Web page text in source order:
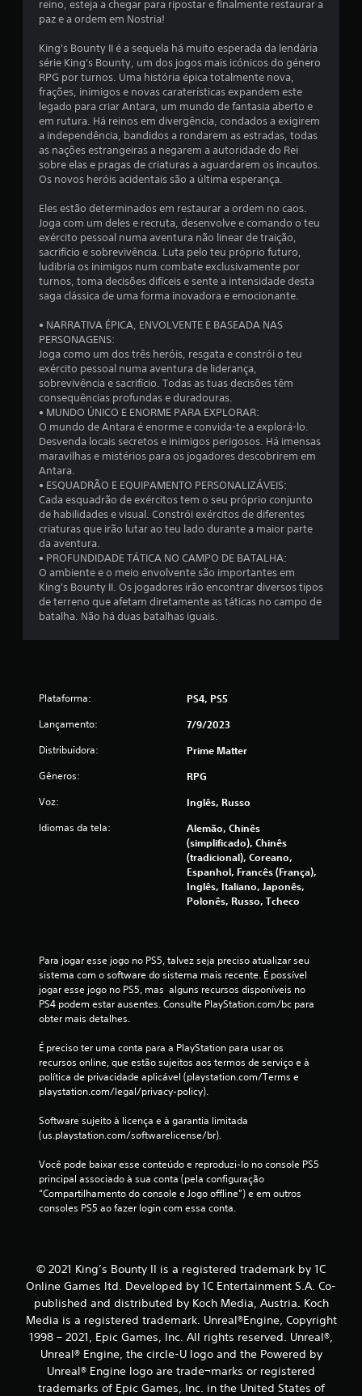
m
t
o
t
l
d
e
9
7
l
a
s
i
f
i
reino, esteja a chegar para ripostar e finalmente restaurar a
paz e a ordem em Nostria!
King's Bounty II é a sequela há muito esperada da lendária
série King's Bounty, um dos jogos mais icónicos do género
RPG por turnos. Uma história épica totalmente nova,
frações, inimigos e novas caraterísticas expandem este
legado para criar Antara, um mundo de fantasia aberto e
em rutura. Há reinos em divergência, condados a exigirem
a independência, bandidos a rondarem as estradas, todas
as nações estrangeiras a negarem a autoridade do Rei
sobre elas e pragas de criaturas a aguardarem os incautos.
Os novos heróis acidentais são a última esperança.
Eles estão determinados em restaurar a ordem no caos.
Joga com um deles e recruta, desenvolve e comando o teu
exército pessoal numa aventura não linear de traição,
sacrifício e sobrevivência. Luta pelo teu próprio futuro,
ludibria os inimigos num combate exclusivamente por
turnos, toma decisões difíceis e sente a intensidade desta
saga clássica de uma forma inovadora e emocionante.
• NARRATIVA ÉPICA, ENVOLVENTE E BASEADA NAS
PERSONAGENS:
Joga como um dos três heróis, resgata e constrói o teu
exército pessoal numa aventura de liderança,
sobrevivência e sacrifício. Todas as tuas decisões têm
consequências profundas e duradouras.
• MUNDO ÚNICO E ENORME PARA EXPLORAR:
O mundo de Antara é enorme e convida-te a explorá-lo.
Desvenda locais secretos e inimigos perigosos. Há imensas
maravilhas e mistérios para os jogadores descobrirem em
Antara.
• ESQUADRÃO E EQUIPAMENTO PERSONALIZÁVEIS:
Cada esquadrão de exércitos tem o seu próprio conjunto
de habilidades e visual. Constrói exércitos de diferentes
criaturas que irão lutar ao teu lado durante a maior parte
da aventura.
• PROFUNDIDADE TÁTICA NO CAMPO DE BATALHA:
O ambiente e o meio envolvente são importantes em
King's Bounty II. Os jogadores irão encontrar diversos tipos
de terreno que afetam diretamente as táticas no campo de
batalha. Não há duas batalhas iguais.
Plataforma: PS4, PS5
Lançamento: 7/9/2023
Distribuidora: Prime Matter
Gêneros: RPG
Voz: Inglês, Russo
Idiomas da tela:
Alemão, Chinês
(simplificado), Chinês
(tradicional), Coreano,
Espanhol, Francês (França),
Inglês, Italiano, Japonês,
Polonês, Russo, Tcheco
Para jogar esse jogo no PS5, talvez seja preciso atualizar seu
sistema com o software do sistema mais recente. É possível
jogar esse jogo no PS5, mas  alguns recursos disponíveis no
PS4 podem estar ausentes. Consulte PlayStation.com/bc para
obter mais detalhes.
É preciso ter uma conta para a PlayStation para usar os
recursos online, que estão sujeitos aos termos de serviço e à
política de privacidade aplicável (playstation.com/Terms e
playstation.com/legal/privacy-policy).
Software sujeito à licença e à garantia limitada
(us.playstation.com/softwarelicense/br).
Você pode baixar esse conteúdo e reproduzi-lo no console PS5
principal associado à sua conta (pela configuração
“Compartilhamento do console e Jogo offline”) e em outros
consoles PS5 ao fazer login com essa conta.
© 2021 King’s Bounty II is a registered trademark by 1C
Online Games ltd. Developed by 1C Entertainment S.A. Co-
published and distributed by Koch Media, Austria. Koch
Media is a registered trademark. Unreal®Engine, Copyright
1998 – 2021, Epic Games, Inc. All rights reserved. Unreal®,
Unreal® Engine, the circle-U logo and the Powered by
Unreal® Engine logo are trade¬marks or registered
trademarks of Epic Games, Inc. in the United States of